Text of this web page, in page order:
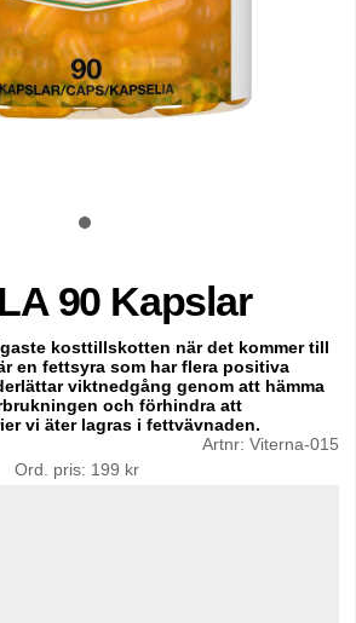
90 Kapslar
kosttillskotten när det kommer till
en fettsyra som har flera positiva
viktnedgång genom att hämma
och förhindra att
vi äter lagras i fettvävnaden.
Artnr: Viterna-015
Ord. pris: 199 kr